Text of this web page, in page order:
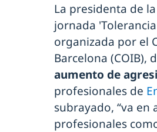
La presidenta de la
jornada
organizada por el
Barcelona (COIB),
aumento de
profesionales de
subrayado, “va
profesionales